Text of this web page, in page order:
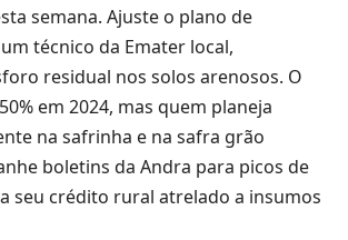
semana. Ajuste o plano de
técnico da Emater local,
residual nos solos arenosos. O
em 2024, mas quem planeja
na safrinha e na safra grão
boletins da Andra para picos de
seu crédito rural atrelado a insumos